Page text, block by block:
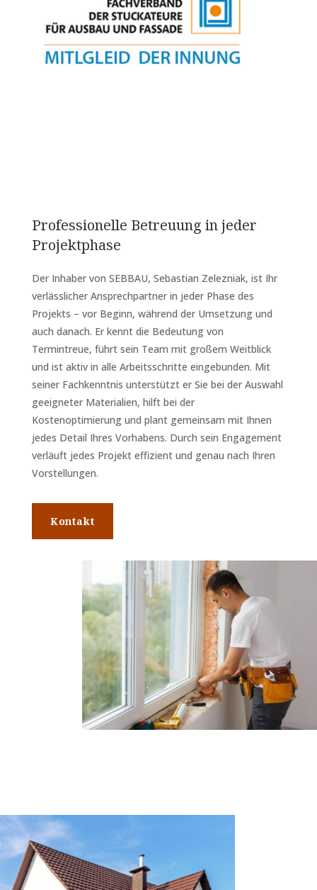
Professionelle Betreuung in jeder
Projektphase
Der Inhaber von SEBBAU, Sebastian Zelezniak, ist Ihr
verlässlicher Ansprechpartner in jeder Phase des
Projekts – vor Beginn, während der Umsetzung und
auch danach. Er kennt die Bedeutung von
Termintreue, führt sein Team mit großem Weitblick
und ist aktiv in alle Arbeitsschritte eingebunden. Mit
seiner Fachkenntnis unterstützt er Sie bei der Auswahl
geeigneter Materialien, hilft bei der
Kostenoptimierung und plant gemeinsam mit Ihnen
jedes Detail Ihres Vorhabens. Durch sein Engagement
verläuft jedes Projekt effizient und genau nach Ihren
Vorstellungen.
Kontakt